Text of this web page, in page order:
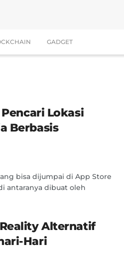
GADGET
Lokasi
Berbasis
bisa dijumpai di App Store
antaranya dibuat oleh
Alternatif
Hari